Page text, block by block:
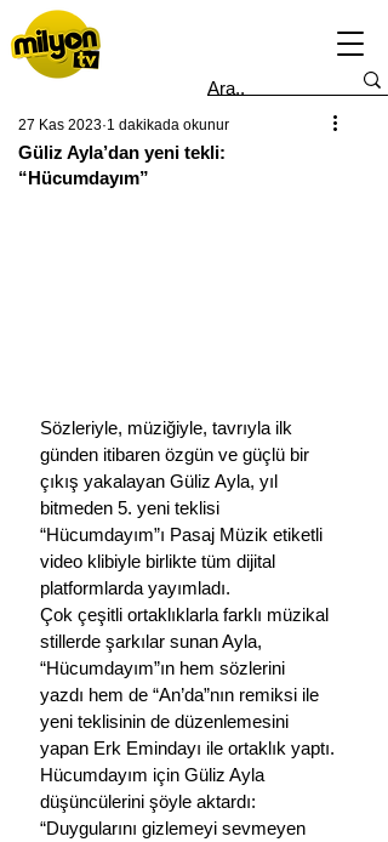
Güliz Ayla’dan yeni tekli:
“Hücumdayım”
27 Kas 2023 1 dakikada okunur
Sözleriyle, müziğiyle, tavrıyla ilk
günden itibaren özgün ve güçlü bir
çıkış yakalayan Güliz Ayla, yıl
bitmeden 5. yeni teklisi
“Hücumdayım”ı Pasaj Müzik etiketli
video klibiyle birlikte tüm dijital
platformlarda yayımladı.
Çok çeşitli ortaklıklarla farklı müzikal
stillerde şarkılar sunan Ayla,
“Hücumdayım”ın hem sözlerini
yazdı hem de “An’da”nın remiksi ile
yeni teklisinin de düzenlemesini
yapan Erk Emindayı ile ortaklık yaptı.
Hücumdayım için Güliz Ayla
düşüncülerini şöyle aktardı:
“Duygularını gizlemeyi sevmeyen